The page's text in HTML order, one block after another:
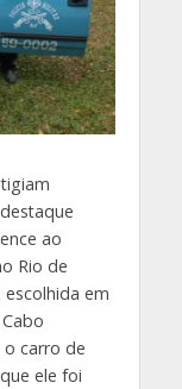
ao
Rio de
escolhida em
carro de
ele foi